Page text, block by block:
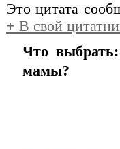
Это цитата
+ В свой
Что
мамы?